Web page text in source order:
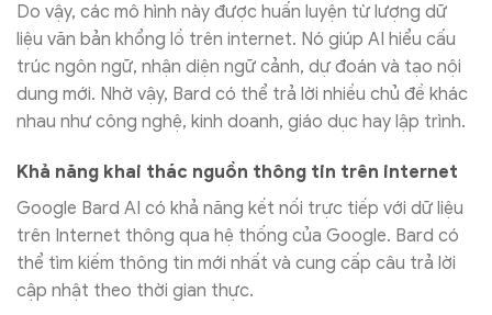
Do vậy, các mô hình này được huấn luyện từ lượng dữ
liệu văn bản khổng lồ trên internet. Nó giúp AI hiểu cấu
trúc ngôn ngữ, nhận diện ngữ cảnh, dự đoán và tạo nội
dung mới. Nhờ vậy, Bard có thể trả lời nhiều chủ đề khác
nhau như công nghệ, kinh doanh, giáo dục hay lập trình.
Khả năng khai thác nguồn thông tin trên internet
Google Bard AI có khả năng kết nối trực tiếp với dữ liệu
trên Internet thông qua hệ thống của Google. Bard có
thể tìm kiếm thông tin mới nhất và cung cấp câu trả lời
cập nhật theo thời gian thực.